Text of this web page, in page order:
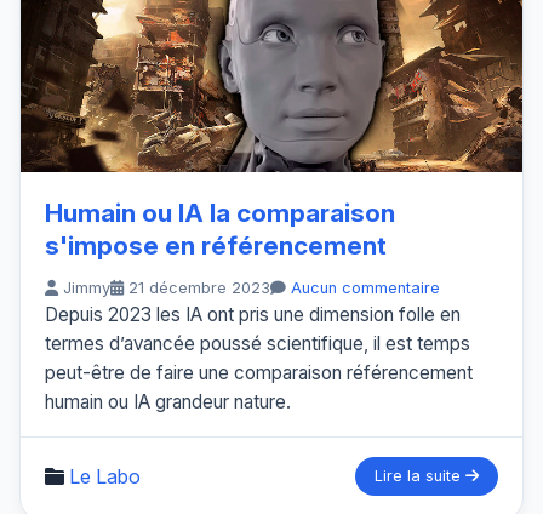
Humain ou IA la comparaison
s'impose en référencement
Jimmy 21 décembre 2023 Aucun commentaire
Depuis 2023 les IA ont pris une dimension folle en
termes d’avancée poussé scientifique, il est temps
peut-être de faire une comparaison référencement
humain ou IA grandeur nature.
Le Labo Lire la suite